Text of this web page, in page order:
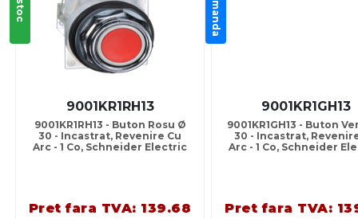
9001KR1RH13
9001KR1RH13 - Buton Rosu Ø
30 - Incastrat, Revenire Cu
Arc - 1 Co, Schneider Electric
Pret fara TVA: 139.68
9001KR1GH13
9001KR1GH13 - Buton
30 - Incastrat,
Arc - 1 Co, Schneider
Pret fara TVA: